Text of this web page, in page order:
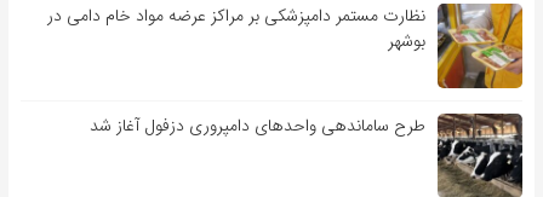
نظارت مستمر دامپزشکی بر مراکز عرضه مواد خام دامی در
بوشهر
طرح ساماندهی واحدهای دامپروری دزفول آغاز شد